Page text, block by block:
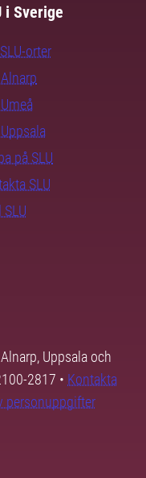
i Sverige
orter
på SLU
SLU
SLU
Uppsala och
2817 • Kontakta
personuppgifter